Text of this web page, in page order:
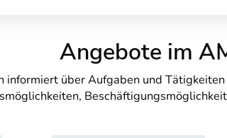
Angebote im
informiert über Aufgaben und